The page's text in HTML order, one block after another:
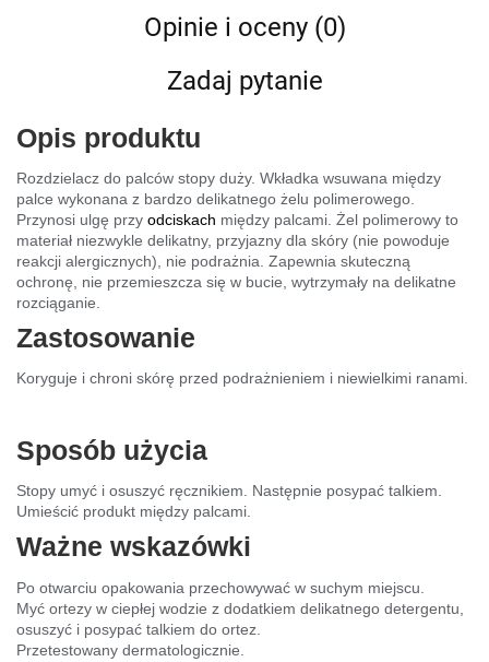
Opinie i oceny (0)
Zadaj pytanie
Opis produktu
Rozdzielacz do palców stopy duży. Wkładka wsuwana między
palce wykonana z bardzo delikatnego żelu polimerowego.
Przynosi ulgę przy odciskach między palcami. Żel polimerowy to
materiał niezwykle delikatny, przyjazny dla skóry (nie powoduje
reakcji alergicznych), nie podrażnia. Zapewnia skuteczną
ochronę, nie przemieszcza się w bucie, wytrzymały na delikatne
rozciąganie.
Zastosowanie
Koryguje i chroni skórę przed podrażnieniem i niewielkimi ranami.
Sposób użycia
Stopy umyć i osuszyć ręcznikiem. Następnie posypać talkiem.
Umieścić produkt między palcami.
Ważne wskazówki
Po otwarciu opakowania przechowywać w suchym miejscu.
Myć ortezy w ciepłej wodzie z dodatkiem delikatnego detergentu,
osuszyć i posypać talkiem do ortez.
Przetestowany dermatologicznie.